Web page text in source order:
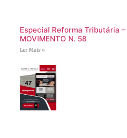
Especial Reforma Tributária –
MOVIMENTO N. 58
Ler Mais »